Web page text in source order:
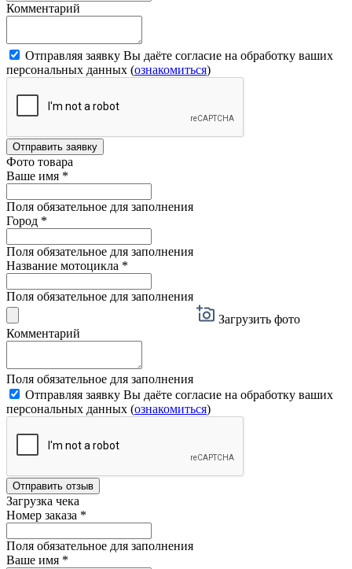
Комментарий
Отправляя заявку Вы даёте согласие на обработку ваших
персональных данных (ознакомиться)
Отправить заявку
Фото товара
Ваше имя *
Поля обязательное для заполнения
Город *
Поля обязательное для заполнения
Название мотоцикла *
Поля обязательное для заполнения
Загрузить фото
Комментарий
Поля обязательное для заполнения
Отправляя заявку Вы даёте согласие на обработку ваших
персональных данных (ознакомиться)
Отправить отзыв
Загрузка чека
Номер заказа *
Поля обязательное для заполнения
Ваше имя *